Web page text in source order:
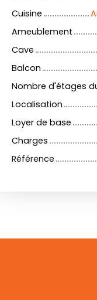
Cuisine
Ameublement
Cave
Balcon
Nombre d'étages
Localisation
Loyer de base
Charges
Référence